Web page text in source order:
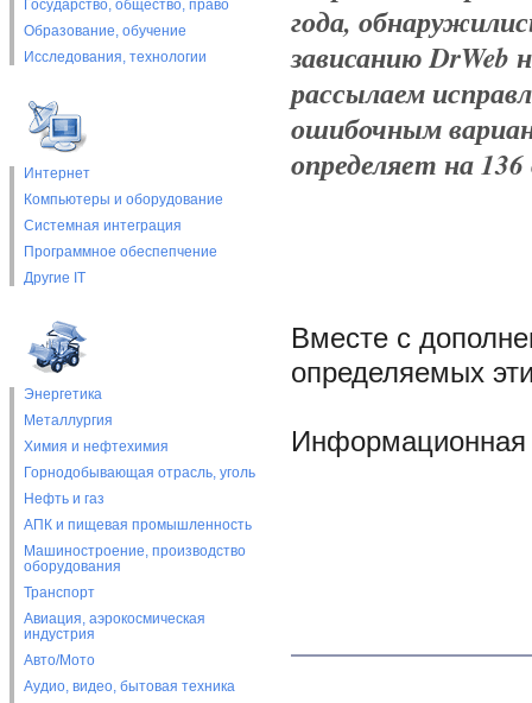
Государство, общество, право
Образование, обучение
Исследования, технологии
Интернет
Компьютеры и оборудование
Системная интеграция
Программное обеспепчение
Другие IT
Энергетика
Металлургия
Химия и нефтехимия
Горнодобывающая отрасль, уголь
Нефть и газ
АПК и пищевая промышленность
Машиностроение, производство
оборудования
Транспорт
Авиация, аэрокосмическая
индустрия
Авто/Мото
Аудио, видео, бытовая техника
года,
зависанию
рассылаем
ошибочным
определяет на
Вместе с
определяемых